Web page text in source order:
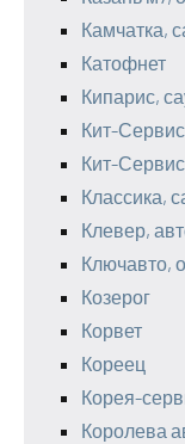
Камчатка,
Катофнет
Кипарис,
Кит-
Кит-
Классика,
Клевер,
Ключавто,
Козерог
Корвет
Кореец
Корея-
Королева